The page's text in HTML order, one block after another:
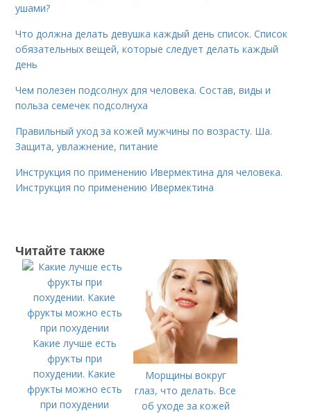
ушами?
Что должна делать девушка каждый день список. Список
обязательных вещей, которые следует делать каждый
день
Чем полезен подсолнух для человека. Состав, виды и
польза семечек подсолнуха
Правильный уход за кожей мужчины по возрасту. Ша.
Защита, увлажнение, питание
Инструкция по применению Ивермектина для человека.
Инструкция по применению Ивермектина
Читайте также
Какие лучше есть
фрукты при
похудении. Какие
фрукты можно есть
при похудении
Морщины вокруг
глаз, что делать. Все
об уходе за кожей